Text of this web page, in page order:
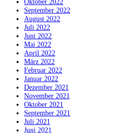
September 2022
August 2022
Juli 2022
Juni 2022
Mai 2022
April 2022
März 2022
Februar 2022
Januar 2022
Dezember 2021
November 2021
Oktober 2021
September 2021
Juli 2021
Juni 2021